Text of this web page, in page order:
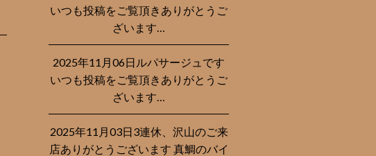
いつも投稿をご覧頂きありがとうご
ざいます…
2025年11月06日ルパサージュです︎
いつも投稿をご覧頂きありがとうご
ざいます…
2025年11月03日3連休、沢山のご来
店ありがとうございます 真鯛のバイ